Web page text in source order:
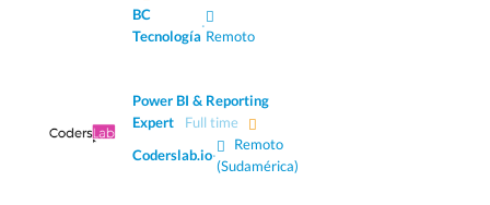
BC
Tecnología
·
Remoto
Power BI & Reporting
Expert
Full time
Coderslab.io·
Remoto
(Sudamérica)